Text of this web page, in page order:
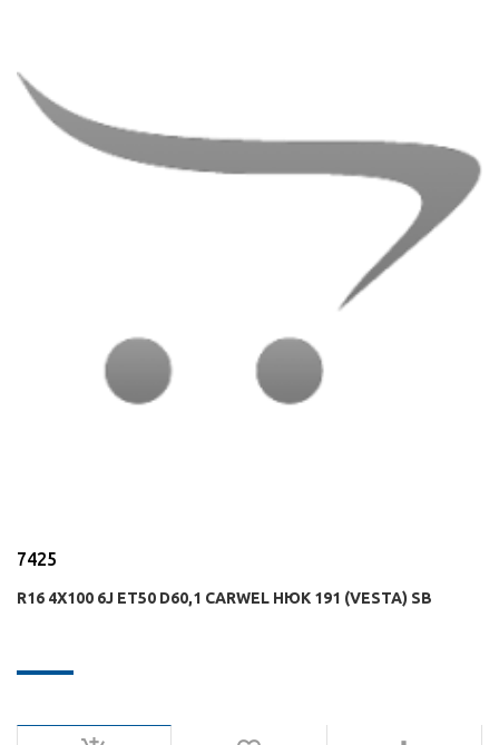
7425
R16 4X100 6J ET50 D60,1 CARWEL НЮК 191 (VESTA) SB